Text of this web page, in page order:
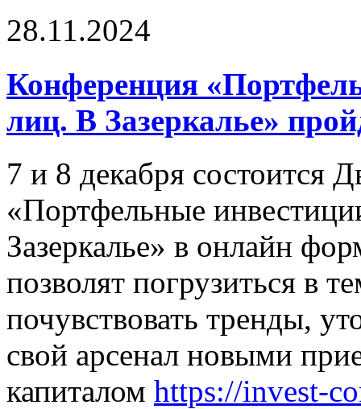
28.11.2024
Конференция
лиц. В Зазеркалье»
7 и 8 декабря состоится
«Портфельные
Зазеркалье» в онлайн
позволят погрузиться в
почувствовать тренды,
свой арсенал новыми
капиталом https://invest-